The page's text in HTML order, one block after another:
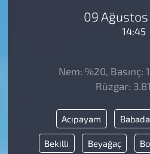
09
14:45
Nem: %20, Basınç:
Rüzgar:
Acıpayam
Bekilli Beyağaç